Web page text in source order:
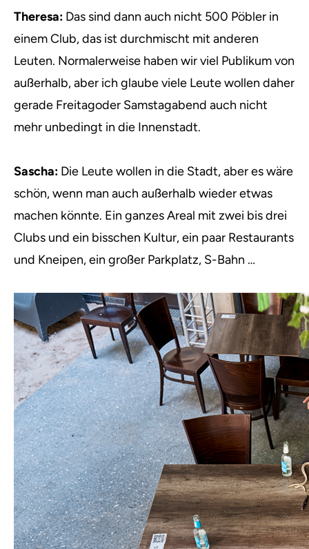
Theresa: Das sind dann auch nicht 500 Pöbler in
einem Club, das ist durchmischt mit anderen
Leuten. Normalerweise haben wir viel Publikum von
außerhalb, aber ich glaube viele Leute wollen daher
gerade Freitagoder Samstagabend auch nicht
mehr unbedingt in die Innenstadt.
Sascha: Die Leute wollen in die Stadt, aber es wäre
schön, wenn man auch außerhalb wieder etwas
machen könnte. Ein ganzes Areal mit zwei bis drei
Clubs und ein bisschen Kultur, ein paar Restaurants
und Kneipen, ein großer Parkplatz, S-Bahn …